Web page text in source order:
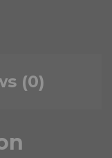
(0)